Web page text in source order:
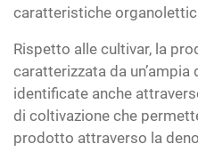
caratteristiche
Rispetto alle cultivar, la
caratterizzata da
identificate anche
di coltivazione che
prodotto attraverso la